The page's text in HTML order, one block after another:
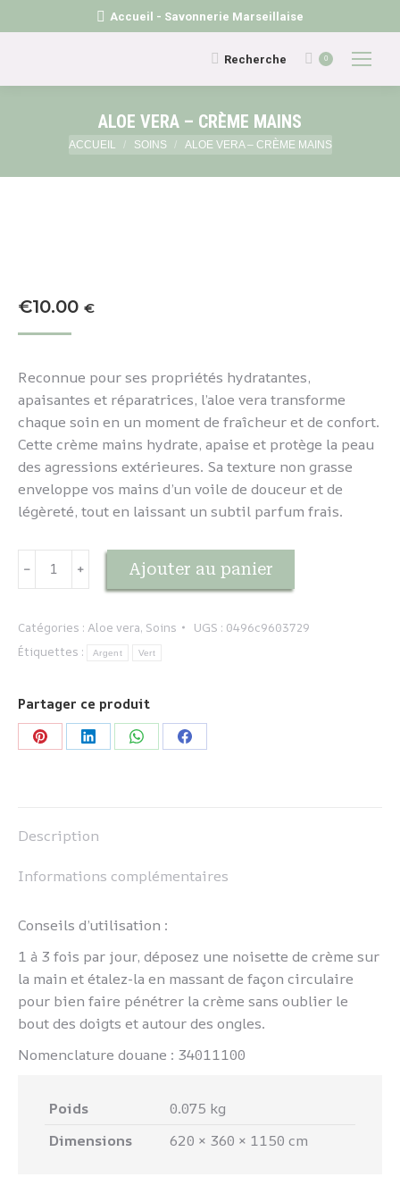
Accueil - Savonnerie Marseillaise
Recherche
:
Recherche 0
ALOE VERA – CRÈME MAINS
Vous êtes ici :
ACCUEIL SOINS ALOE VERA – CRÈME MAINS
€10.00 €
Reconnue pour ses propriétés hydratantes,
apaisantes et réparatrices, l’aloe vera transforme
chaque soin en un moment de fraîcheur et de confort.
Cette crème mains hydrate, apaise et protège la peau
des agressions extérieures. Sa texture non grasse
enveloppe vos mains d’un voile de douceur et de
légèreté, tout en laissant un subtil parfum frais.
quantité
vera
-
﹣ ﹢ Ajouter au panier
Catégories : Aloe vera, Soins UGS : 0496c9603729
Étiquettes :
Argent Vert
Partager ce produit
PartagerPartagerPartagerPartager
Description
Informations complémentaires
Conseils d’utilisation :
1 à 3 fois par jour, déposez une noisette de crème sur
la main et étalez-la en massant de façon circulaire
pour bien faire pénétrer la crème sans oublier le
bout des doigts et autour des ongles.
Nomenclature douane : 34011100
Poids
0.075 kg
Dimensions
620 × 360 × 1150 cm